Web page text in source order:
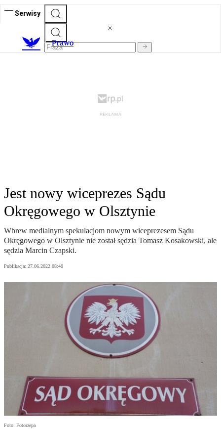
Serwisy
Prawo
Jest nowy wiceprezes Sądu
Okręgowego w Olsztynie
Wbrew medialnym spekulacjom nowym wiceprezesem Sądu
Okręgowego w Olsztynie nie został sędzia Tomasz Kosakowski, ale
sędzia Marcin Czapski.
Publikacja: 27.06.2022 08:40
Foto: Fotorzepa